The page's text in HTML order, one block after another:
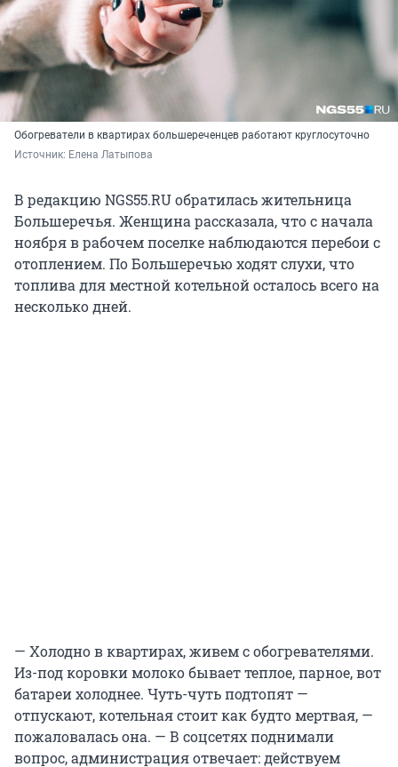
Обогреватели в квартирах большереченцев работают круглосуточно
Источник: Елена Латыпова
В редакцию NGS55.RU обратилась жительница
Большеречья. Женщина рассказала, что с начала
ноября в рабочем поселке наблюдаются перебои с
отоплением. По Большеречью ходят слухи, что
топлива для местной котельной осталось всего на
несколько дней.
— Холодно в квартирах, живем с обогревателями.
Из-под коровки молоко бывает теплое, парное, вот
батареи холоднее. Чуть-чуть подтопят —
отпускают, котельная стоит как будто мертвая, —
пожаловалась она. — В соцсетях поднимали
вопрос, администрация отвечает: действуем